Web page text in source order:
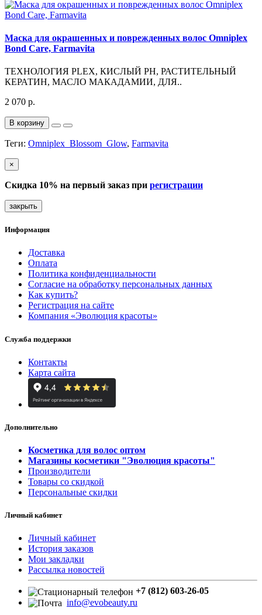
Маска для окрашенных и поврежденных волос Omniplex
Bond Care, Farmavita
ТЕХНОЛОГИЯ PLEX, КИСЛЫЙ PH, РАСТИТЕЛЬНЫЙ
КЕРАТИН, МАСЛО МАКАДАМИИ, ДЛЯ..
2 070 р.
В корзину
Теги: Omniplex_Blossom_Glow, Farmavita
×
Скидка 10% на первый заказ при регистрации
закрыть
Информация
Доставка
Оплата
Политика конфиденциальности
Согласие на обработку персональных данных
Как купить?
Регистрация на сайте
Компания «Эволюция красоты»
Служба поддержки
Контакты
Карта сайта
Дополнительно
Косметика для волос оптом
Магазины косметики "Эволюция красоты"
Производители
Товары со скидкой
Персональные скидки
Личный кабинет
Личный кабинет
История заказов
Мои закладки
Рассылка новостей
+7 (812) 603-26-05
info@evobeauty.ru